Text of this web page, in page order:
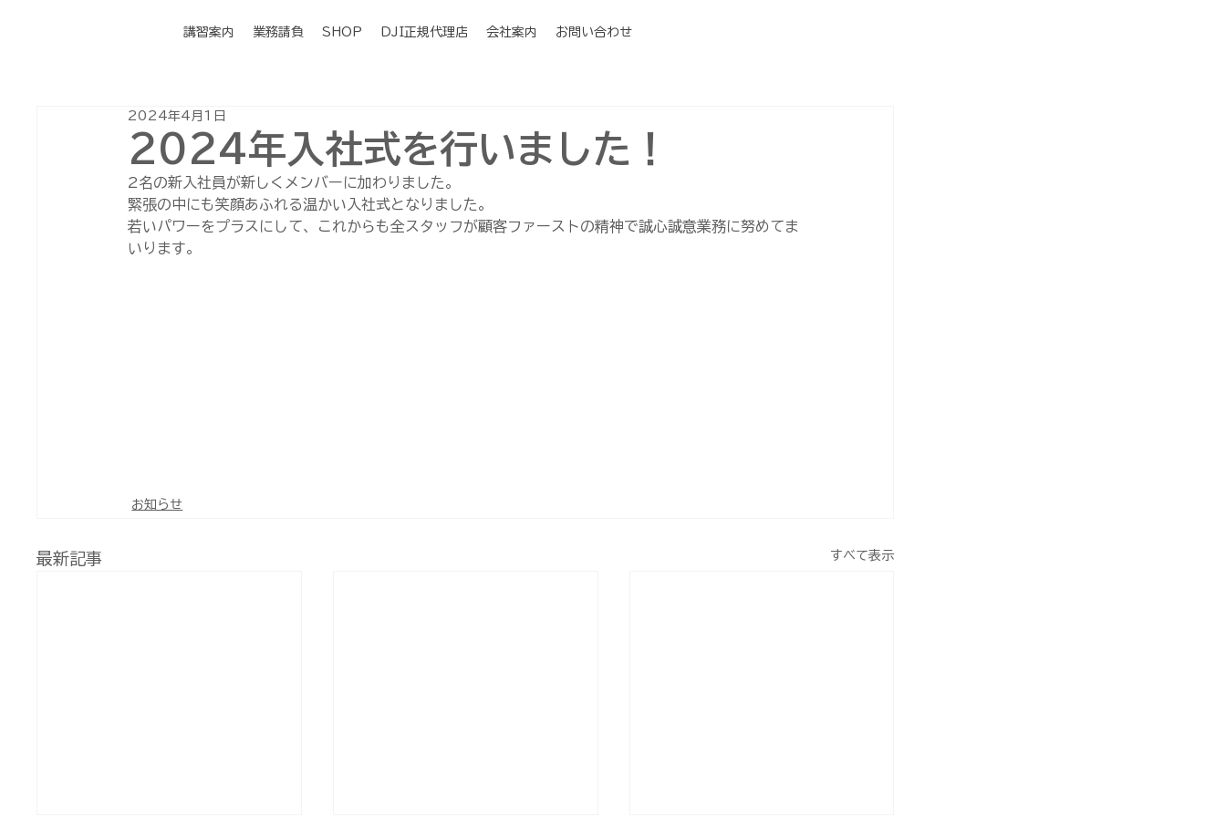
講習案内 業務請負 SHOP DJI正規代理店 会社案内 お問い合わせ
2024年入社式を行いました！
2024年4月1日
2名の新入社員が新しくメンバーに加わりました。
緊張の中にも笑顔あふれる温かい入社式となりました。
若いパワーをプラスにして、これからも全スタッフが顧客ファーストの精神で誠心誠意業務に努めてま
いります。
お知らせ
最新記事 すべて表示